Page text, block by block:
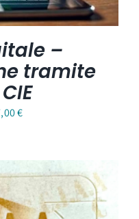
–
tramite
€Fascia
da
48,80 €
a